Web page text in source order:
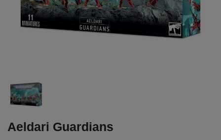
Aeldari Guardians